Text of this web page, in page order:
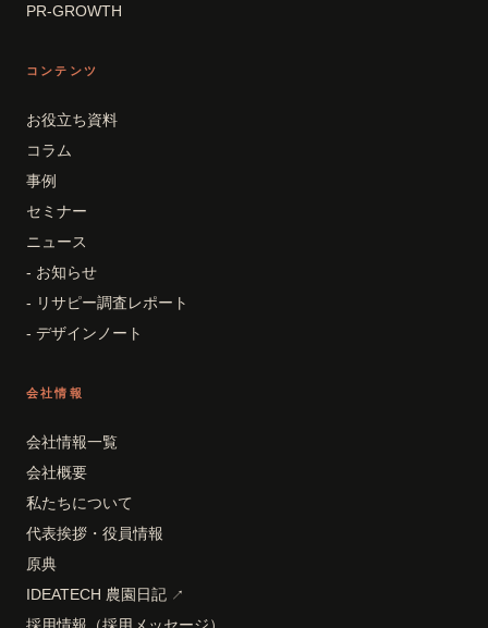
PR-GROWTH
コンテンツ
お役立ち資料
コラム
事例
セミナー
ニュース
- お知らせ
- リサピー調査レポート
- デザインノート
会社情報
会社情報一覧
会社概要
私たちについて
代表挨拶・役員情報
原典
IDEATECH 農園日記 ↗